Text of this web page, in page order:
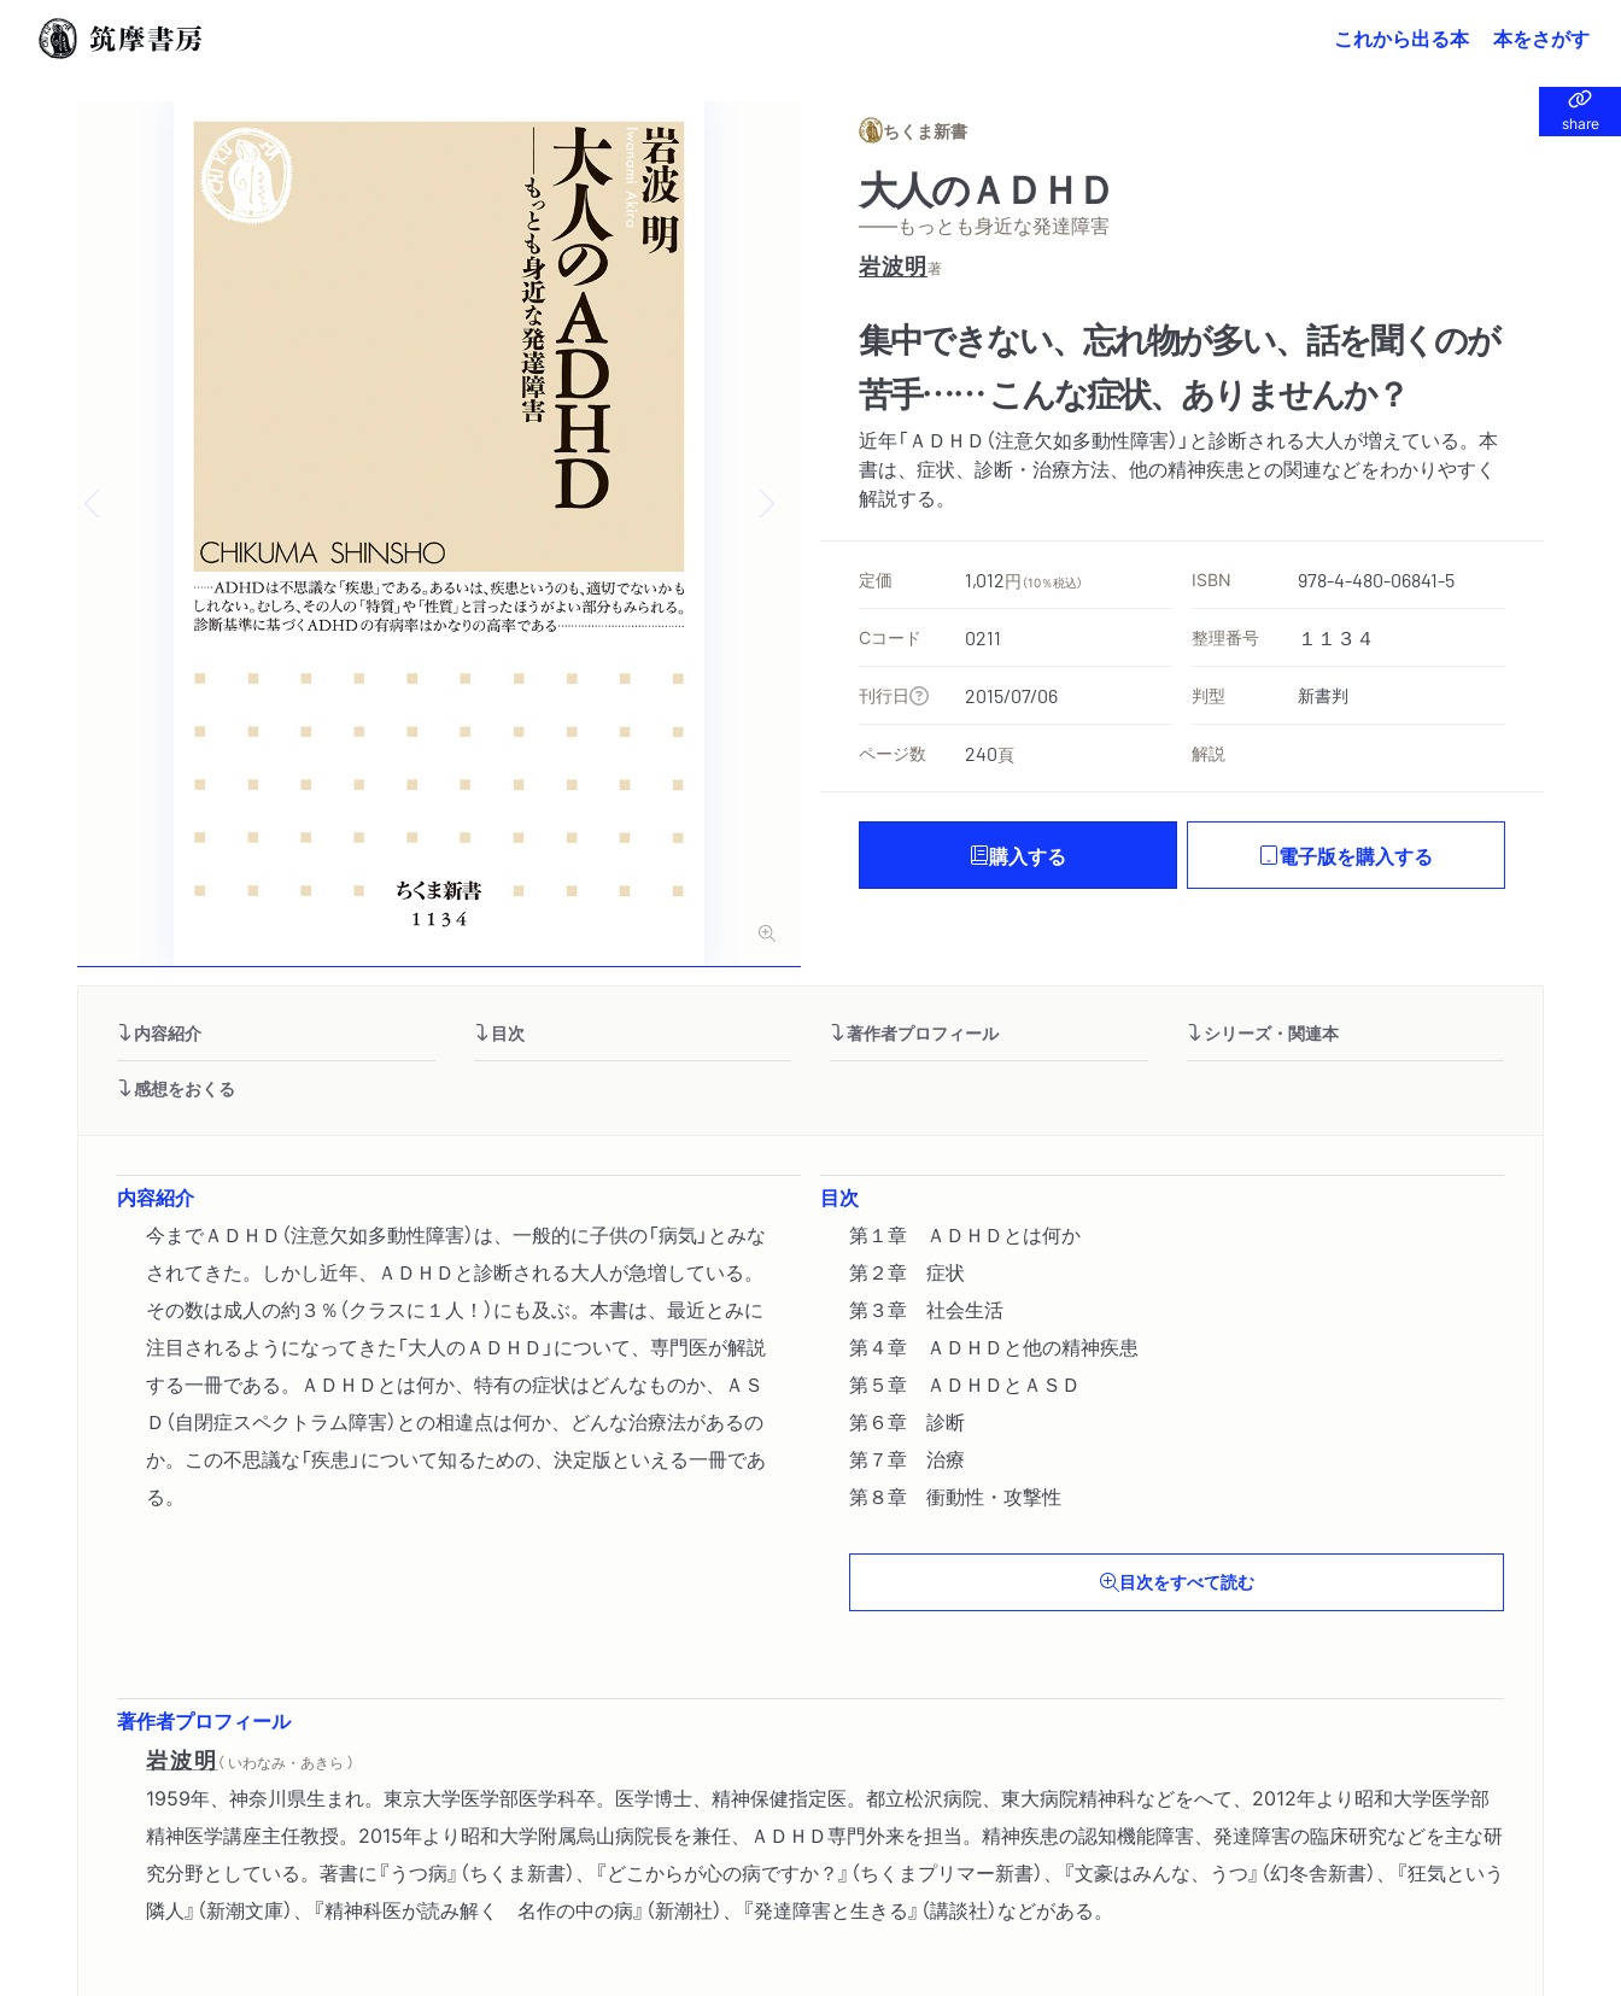
これから出る本 本をさがす
share
share
ちくま新書
大人のＡＤＨＤ
——もっとも身近な発達障害
岩波明著
集中できない、忘れ物が多い、話を聞くのが
苦手…… こんな症状、ありませんか？
近年「ＡＤＨＤ（注意欠如多動性障害）」と診断される大人が増えている。本
書は、症状、診断・治療方法、他の精神疾患との関連などをわかりやすく
解説する。
定価 1,012円 （10％税込） ISBN 978-4-480-06841-5
Cコード 0211 整理番号 １１３４
刊行日 2015/07/06 判型 新書判
ページ数 240頁 解説
購入する 電子版を購入する
内容紹介 目次 著作者プロフィール シリーズ・関連本
感想をおくる
内容紹介
今までＡＤＨＤ（注意欠如多動性障害）は、一般的に子供の「病気」とみな
されてきた。しかし近年、ＡＤＨＤと診断される大人が急増している。
その数は成人の約３％（クラスに１人！）にも及ぶ。本書は、最近とみに
注目されるようになってきた「大人のＡＤＨＤ」について、専門医が解説
する一冊である。ＡＤＨＤとは何か、特有の症状はどんなものか、ＡＳ
Ｄ（自閉症スペクトラム障害）との相違点は何か、どんな治療法があるの
か。この不思議な「疾患」について知るための、決定版といえる一冊であ
る。
目次
第１章 ＡＤＨＤとは何か
第２章 症状
第３章 社会生活
第４章 ＡＤＨＤと他の精神疾患
第５章 ＡＤＨＤとＡＳＤ
第６章 診断
第７章 治療
第８章 衝動性・攻撃性
目次をすべて読む
著作者プロフィール
岩波明 （ いわなみ・あきら ）
1959年、神奈川県生まれ。東京大学医学部医学科卒。医学博士、精神保健指定医。都立松沢病院、東大病院精神科などをへて、2012年より昭和大学医学部
精神医学講座主任教授。2015年より昭和大学附属烏山病院長を兼任、ＡＤＨＤ専門外来を担当。精神疾患の認知機能障害、発達障害の臨床研究などを主な研
究分野としている。著書に『うつ病』（ちくま新書）、『どこからが心の病ですか？』（ちくまプリマー新書）、『文豪はみんな、うつ』（幻冬舎新書）、『狂気という
隣人』（新潮文庫）、『精神科医が読み解く 名作の中の病』（新潮社）、『発達障害と生きる』（講談社）などがある。